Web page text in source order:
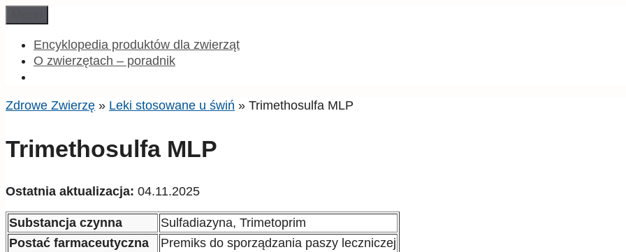
do
treściEncyklopedia produktów dla zwierząt
O zwierzętach – poradnik
Zdrowe Zwierzę » Leki stosowane u świń » Trimethosulfa MLP
Trimethosulfa MLP
Ostatnia aktualizacja: 04.11.2025
Substancja czynna
Sulfadiazyna, Trimetoprim
Postać farmaceutyczna
Premiks do sporządzania paszy leczniczej